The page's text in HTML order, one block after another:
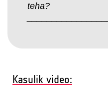
teha?
Kasulik video: